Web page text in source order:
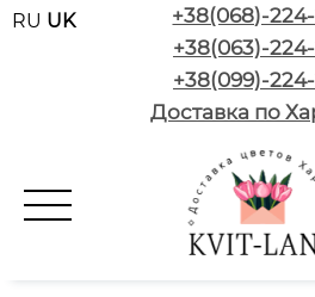
RU UK
+38(068)-224-
+38(063)-224-
+38(099)-224-
Доставка по